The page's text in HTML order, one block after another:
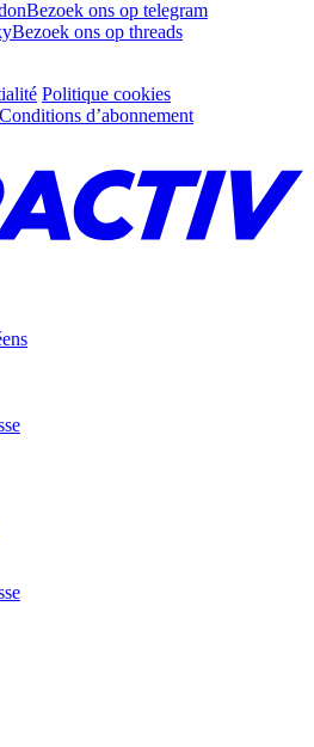
Bezoek ons op telegram
Bezoek ons op threads
Politique cookies
Conditions d’abonnement